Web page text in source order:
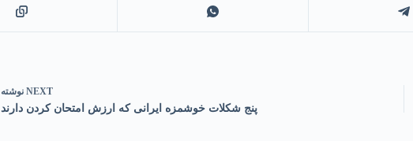
NEXT نوشته
پنج شکلات خوشمزه ایرانی که ارزش امتحان کردن دارند